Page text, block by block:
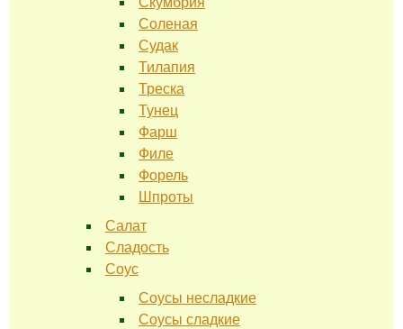
Соленая
Судак
Тилапия
Треска
Тунец
Фарш
Филе
Форель
Шпроты
Салат
Сладость
Соус
Соусы несладкие
Соусы сладкие